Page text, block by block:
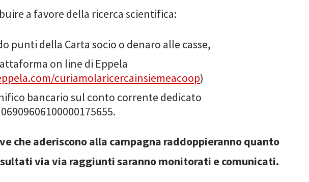
a favore della ricerca scientifica:
punti della Carta socio o denaro alle casse,
on line di Eppela
curiamolaricercainsiemeacoop)
bancario sul conto corrente dedicato
che aderiscono alla campagna raddoppieranno quanto
via via raggiunti saranno monitorati e comunicati.